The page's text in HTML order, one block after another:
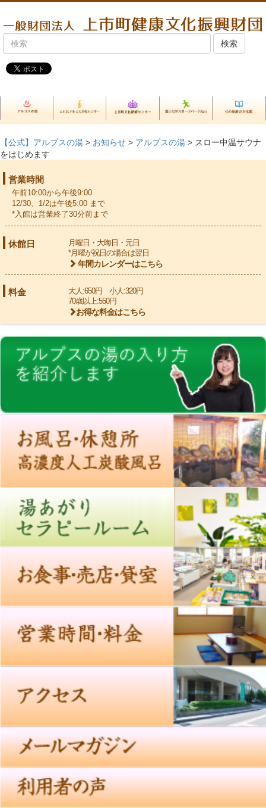
【公式】アルプスの湯 > お知らせ > アルプスの湯 > スロー中温サウナ
をはじめます
営業時間
午前10:00から午後9:00
12/30、1/2は午後5:00 まで
*入館は営業終了30分前まで
休館日
月曜日・大晦日・元日
*月曜が祝日の場合は翌日
年間カレンダーはこちら
料金
大人:650円 小人:320円
70歳以上:550円
お得な料金はこちら